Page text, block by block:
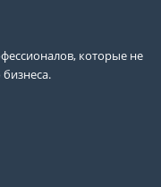
которые не